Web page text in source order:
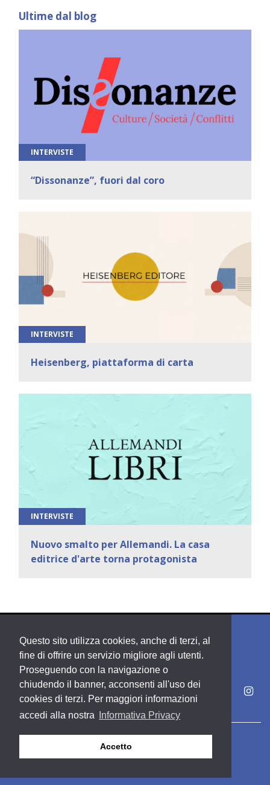
Questo sito utilizza cookies, anche di terzi, al
fine di offrire un servizio migliore agli utenti.
Proseguendo con la navigazione o
chiudendo il banner, acconsenti all'uso dei
cookies di terzi. Per maggiori informazioni
accedi alla nostra
Informativa Privacy
Accetto
Ultime dal blog
INTERVISTE
“Dissonanze”, fuori dal coro
INTERVISTE
Heisenberg, piattaforma di carta
INTERVISTE
Nuovo smalto per Allemandi. La casa
editrice d'arte torna protagonista
Copyright PDE srl società del Gruppo Feltrinelli S. p. A.